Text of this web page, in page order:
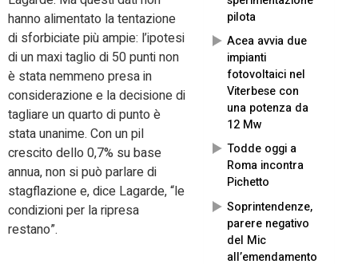
pilota
Acea avvia due
impianti
fotovoltaici nel
Viterbese con
una potenza da
12 Mw
Todde oggi a
Roma incontra
Pichetto
Soprintendenze,
parere negativo
del Mic
all’emendamento
hanno alimentato la tentazione
di sforbiciate più ampie: l’ipotesi
di un maxi taglio di 50 punti non
è stata nemmeno presa in
considerazione e la decisione di
tagliare un quarto di punto è
stata unanime. Con un pil
crescito dello 0,7% su base
annua, non si può parlare di
stagflazione e, dice Lagarde, “le
condizioni per la ripresa
restano”.